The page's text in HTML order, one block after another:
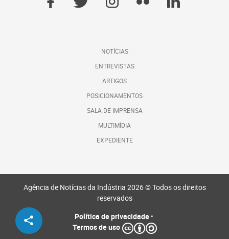
NOTÍCIAS
ENTREVISTAS
ARTIGOS
POSICIONAMENTOS
SALA DE IMPRENSA
MULTIMÍDIA
EXPEDIENTE
Agência de Notícias da Indústria 2026 © Todos os direitos
reservados
Política de privacidade•
Termos de uso